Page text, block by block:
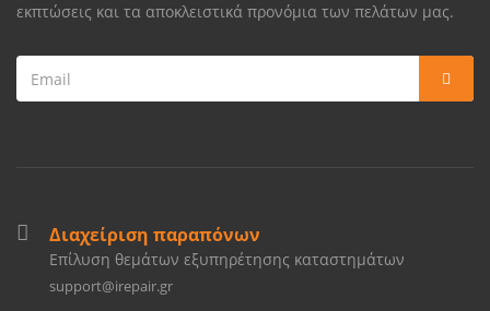
εκπτώσεις και τα αποκλειστικά προνόμια των πελάτων μας.
Διαχείριση παραπόνων
Επίλυση θεμάτων εξυπηρέτησης καταστημάτων
support@irepair.gr